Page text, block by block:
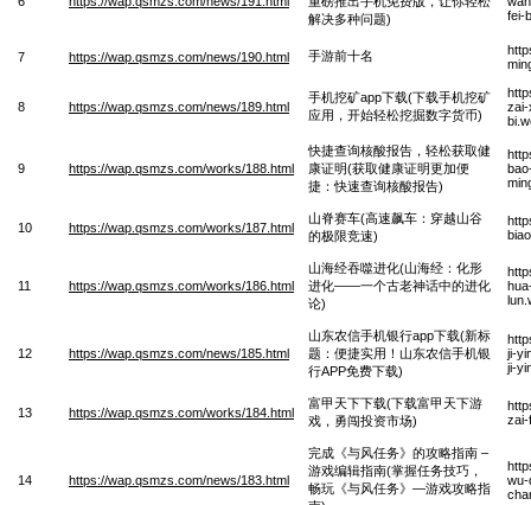
解决多种问题)
fei-
7 https://wap.qsmzs.com/news/190.html 手游前十名
8 https://wap.qsmzs.com/news/189.html
手机挖矿app下载(下载手机挖矿
应用，开始轻松挖掘数字货币)
zai-
9 https://wap.qsmzs.com/works/188.html
快捷查询核酸报告，轻松获取健
康证明(获取健康证明更加便
捷：快速查询核酸报告)
10 https://wap.qsmzs.com/works/187.html
山脊赛车(高速飙车：穿越山谷
的极限竞速)
11 https://wap.qsmzs.com/works/186.html
山海经吞噬进化(山海经：化形
进化——一个古老神话中的进化
论)
12 https://wap.qsmzs.com/news/185.html
山东农信手机银行app下载(新标
题：便捷实用！山东农信手机银
行APP免费下载)
ji-
ji-
13 https://wap.qsmzs.com/works/184.html
富甲天下下载(下载富甲天下游
戏，勇闯投资市场)
zai-
14 https://wap.qsmzs.com/news/183.html
完成《与风任务》的攻略指南 –
游戏编辑指南(掌握任务技巧，
畅玩《与风任务》—游戏攻略指
wu-